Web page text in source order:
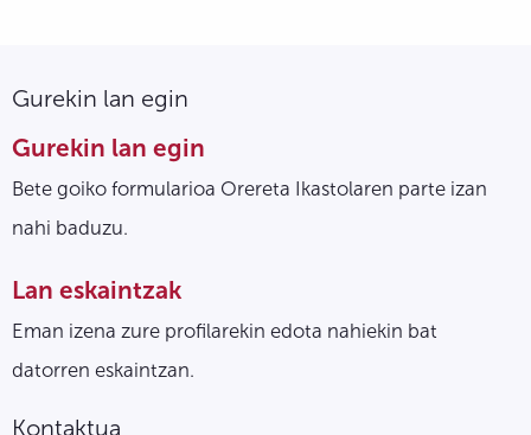
Gurekin lan egin
Gurekin lan egin
Bete goiko formularioa Orereta Ikastolaren parte izan
nahi baduzu.
Lan eskaintzak
Eman izena zure profilarekin edota nahiekin bat
datorren eskaintzan.
Kontaktua